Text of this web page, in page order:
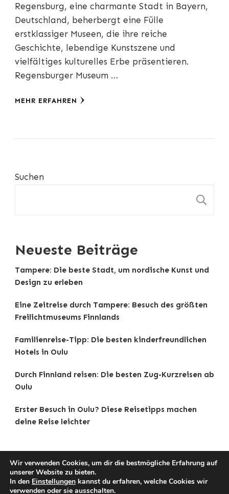
Regensburg, eine charmante Stadt in Bayern,
Deutschland, beherbergt eine Fülle
erstklassiger Museen, die ihre reiche
Geschichte, lebendige Kunstszene und
vielfältiges kulturelles Erbe präsentieren.
Regensburger Museum …
MEHR ERFAHREN
Suchen
Neueste Beiträge
Tampere: Die beste Stadt, um nordische Kunst und
Design zu erleben
Eine Zeitreise durch Tampere: Besuch des größten
Freilichtmuseums Finnlands
Familienreise-Tipp: Die besten kinderfreundlichen
Hotels in Oulu
Durch Finnland reisen: Die besten Zug-Kurzreisen ab
Oulu
Erster Besuch in Oulu? Diese Reisetipps machen
deine Reise leichter
Copyright © 2025 Reisetipps . |
Datenschutz|Traveldeck | Developed By
Wir verwenden Cookies, um dir die bestmögliche Erfahrung auf
unserer Website zu bieten.
In den Einstellungen kannst du erfahren, welche Cookies wir
verwenden oder sie ausschalten.